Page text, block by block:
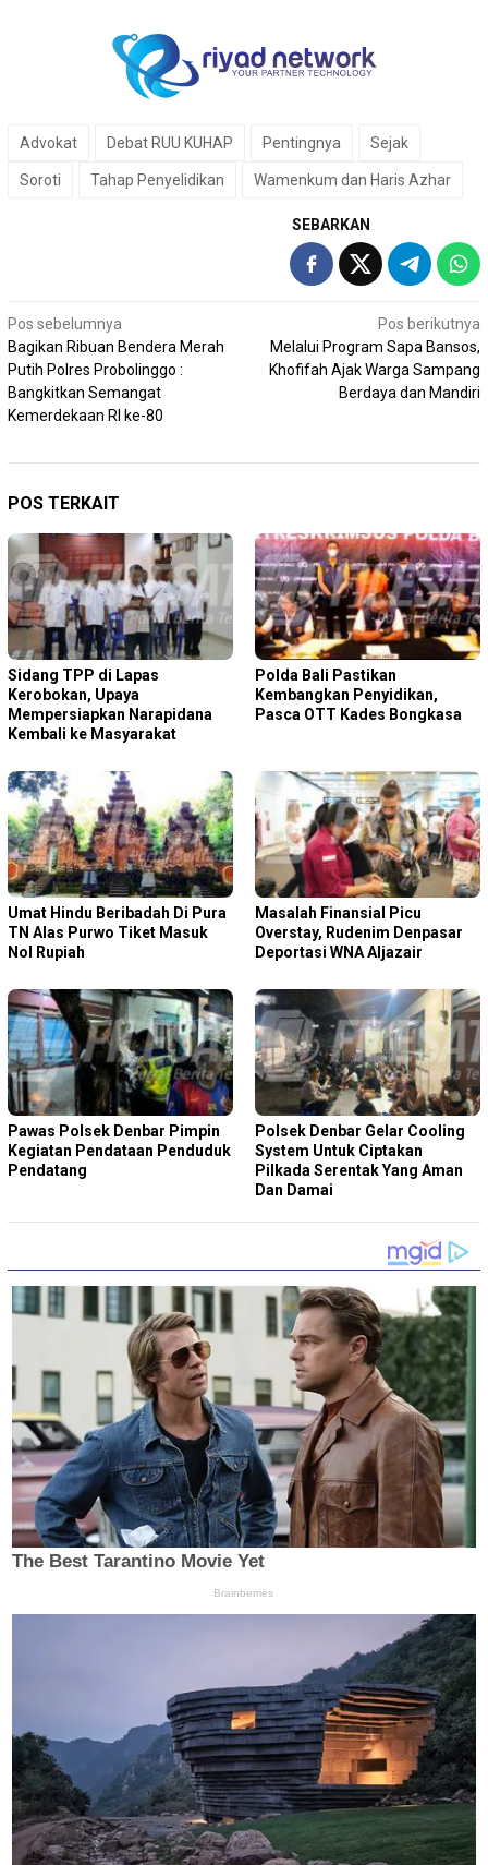
Advokat Debat RUU KUHAP Pentingnya Sejak
Soroti Tahap Penyelidikan Wamenkum dan Haris Azhar
SEBARKAN
Navigasi
pos
Pos sebelumnya
Bagikan Ribuan Bendera Merah
Putih Polres Probolinggo :
Bangkitkan Semangat
Kemerdekaan RI ke-80
Pos berikutnya
Melalui Program Sapa Bansos,
Khofifah Ajak Warga Sampang
Berdaya dan Mandiri
POS TERKAIT
Sidang TPP di Lapas
Kerobokan, Upaya
Mempersiapkan Narapidana
Kembali ke Masyarakat
Polda Bali Pastikan
Kembangkan Penyidikan,
Pasca OTT Kades Bongkasa
Umat Hindu Beribadah Di Pura
TN Alas Purwo Tiket Masuk
Nol Rupiah
Masalah Finansial Picu
Overstay, Rudenim Denpasar
Deportasi WNA Aljazair
Pawas Polsek Denbar Pimpin
Kegiatan Pendataan Penduduk
Pendatang
Polsek Denbar Gelar Cooling
System Untuk Ciptakan
Pilkada Serentak Yang Aman
Dan Damai